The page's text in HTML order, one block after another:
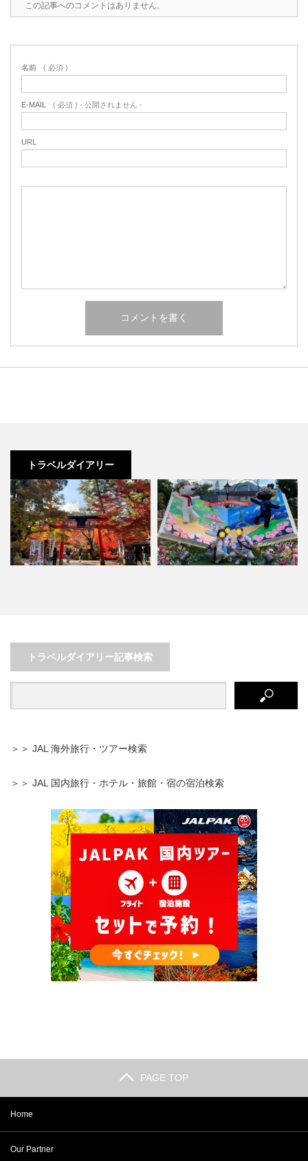
この記事へのコメントはありません。
名前 ( 必須 )
E-MAIL ( 必須 ) - 公開されません -
URL
トラベルダイアリー
トラベルダイアリー記事検索
＞＞ JAL 海外旅行・ツアー検索
＞＞ JAL 国内旅行・ホテル・旅館・宿の宿泊検索
PAGE TOP
Home
Our Partner